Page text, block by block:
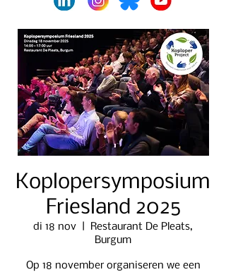
Koplopersymposium
Friesland 2025
di 18 nov
Restaurant De Pleats,
Burgum
Op 18 november organiseren we een